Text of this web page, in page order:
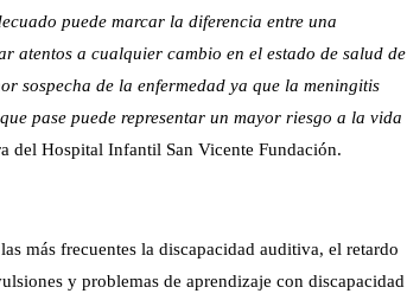
puede marcar la diferencia entre una
atentos a cualquier cambio en el estado de salud de
sospecha de la enfermedad ya que la meningitis
pase puede representar un mayor riesgo a la vida
del Hospital Infantil San Vicente Fundación.
más frecuentes la discapacidad auditiva, el retardo
y problemas de aprendizaje con discapacidad